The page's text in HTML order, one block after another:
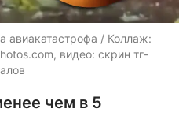
/ Коллаж:
видео: скрин тг-
чем в 5